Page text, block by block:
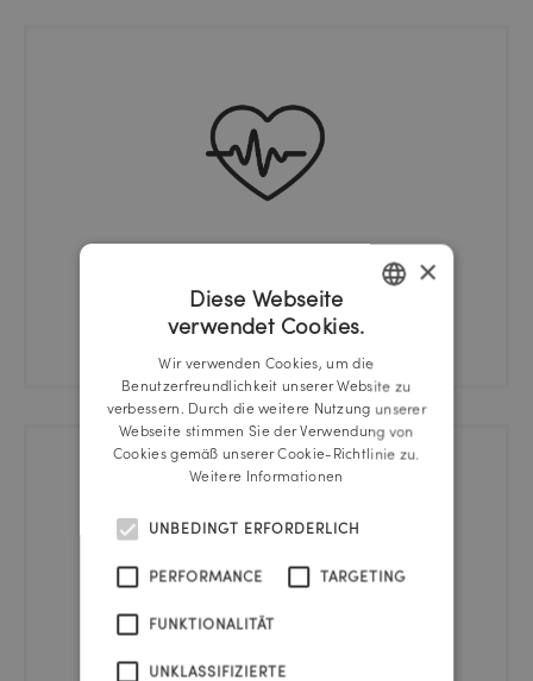
Gesundheits-Check
GERMAN
×
Diese Webseite
verwendet Cookies.
Wir verwenden Cookies, um die
Benutzerfreundlichkeit unserer Website zu
verbessern. Durch die weitere Nutzung unserer
Webseite stimmen Sie der Verwendung von
Cookies gemäß unserer Cookie-Richtlinie zu.
Weitere Informationen
UNBEDINGT ERFORDERLICH
PERFORMANCE TARGETING
FUNKTIONALITÄT
UNKLASSIFIZIERTE